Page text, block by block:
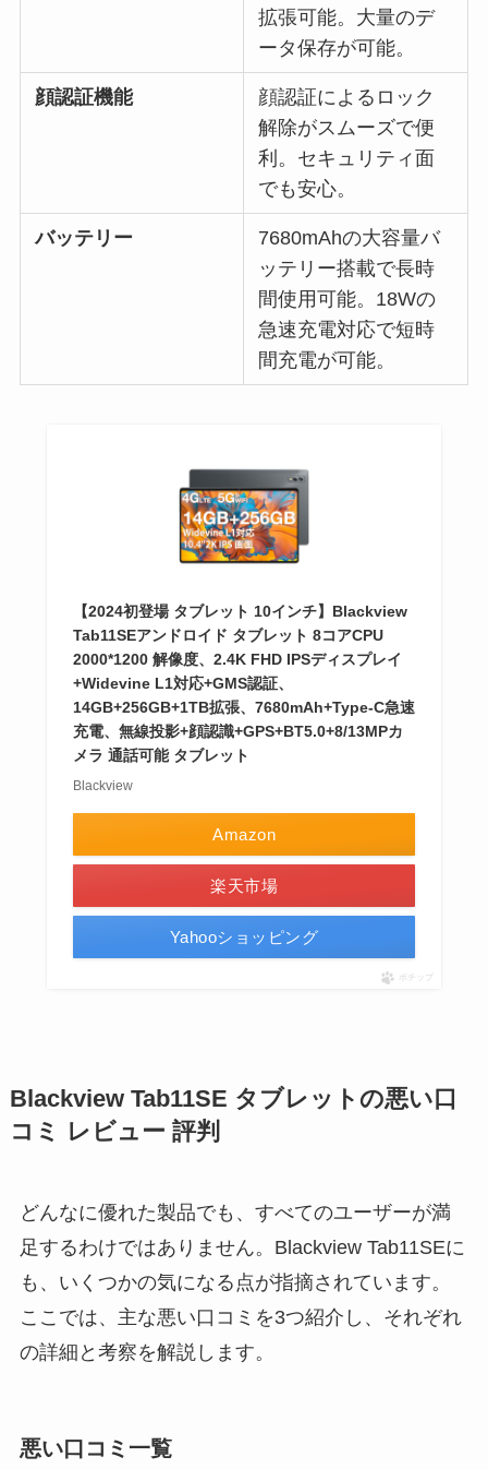
拡張可能。大量のデ
ータ保存が可能。
顔認証機能
顔認証によるロック
解除がスムーズで便
利。セキュリティ面
でも安心。
バッテリー
7680mAhの大容量バ
ッテリー搭載で長時
間使用可能。18Wの
急速充電対応で短時
間充電が可能。
【2024初登場 タブレット 10インチ】Blackview
Tab11SEアンドロイド タブレット 8コアCPU
2000*1200 解像度、2.4K FHD IPSディスプレイ
+Widevine L1対応+GMS認証、
14GB+256GB+1TB拡張、7680mAh+Type-C急速
充電、無線投影+顔認識+GPS+BT5.0+8/13MPカ
メラ 通話可能 タブレット
Blackview
Amazon
楽天市場
Yahooショッピング
ポチップ
Blackview Tab11SE タブレットの悪い口
コミ レビュー 評判
どんなに優れた製品でも、すべてのユーザーが満
足するわけではありません。Blackview Tab11SEに
も、いくつかの気になる点が指摘されています。
ここでは、主な悪い口コミを3つ紹介し、それぞれ
の詳細と考察を解説します。
悪い口コミ一覧